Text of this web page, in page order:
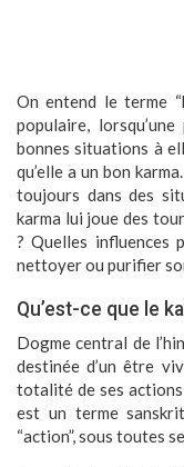
On entend le terme
populaire,
bonnes situations à
qu’elle a un bon
toujours dans des
karma lui joue des
? Quelles influences
nettoyer ou purifier
Qu’est-ce que le
Dogme central de
destinée d’un être
totalité de ses actions
est un terme
“action”, sous toutes